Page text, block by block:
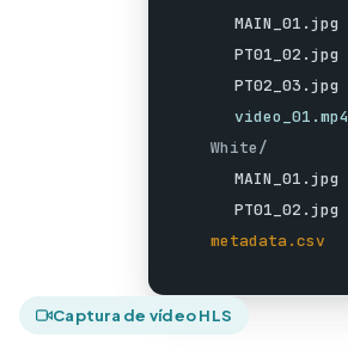
MAIN_01.jpg
PT01_02.jpg
PT02_03.jpg
video_01.mp4
White/
MAIN_01.jpg
PT01_02.jpg
metadata.csv
Captura de vídeo HLS